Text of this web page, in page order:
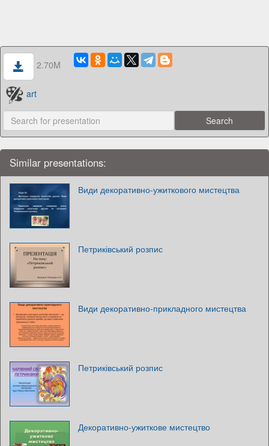
2.70M
art
Similar presentations:
Види декоративно-ужиткового мистецтва
Петриківський розпис
Види декоративно-прикладного мистецтва
Петриківський розпис
Декоративно-ужиткове мистецтво